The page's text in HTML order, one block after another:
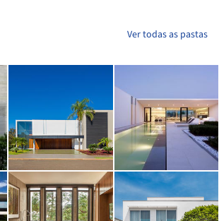
Ver todas as pastas